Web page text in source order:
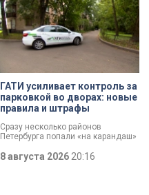
ГАТИ усиливает контроль за
парковкой во дворах: новые
правила и штрафы
Сразу несколько районов
Петербурга попали «на карандаш»
парковкой во дворах. За два
летних месяца только по
8 августа 2026 20:16